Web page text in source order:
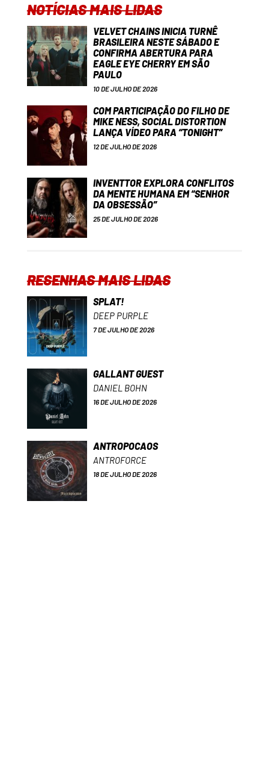
NOTÍCIAS MAIS LIDAS
VELVET CHAINS INICIA TURNÊ
BRASILEIRA NESTE SÁBADO E
CONFIRMA ABERTURA PARA
EAGLE EYE CHERRY EM SÃO
PAULO
10 DE JULHO DE 2026
COM PARTICIPAÇÃO DO FILHO DE
MIKE NESS, SOCIAL DISTORTION
LANÇA VÍDEO PARA “TONIGHT”
12 DE JULHO DE 2026
INVENTTOR EXPLORA CONFLITOS
DA MENTE HUMANA EM “SENHOR
DA OBSESSÃO”
25 DE JULHO DE 2026
RESENHAS MAIS LIDAS
SPLAT!
DEEP PURPLE
7 DE JULHO DE 2026
GALLANT GUEST
DANIEL BOHN
16 DE JULHO DE 2026
ANTROPOCAOS
ANTROFORCE
18 DE JULHO DE 2026